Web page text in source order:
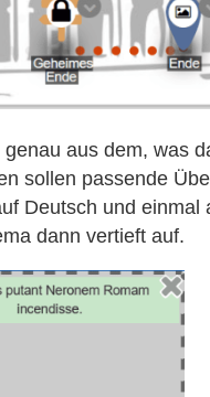
aus dem,
sollen passende
Deutsch und
dann vertieft auf.